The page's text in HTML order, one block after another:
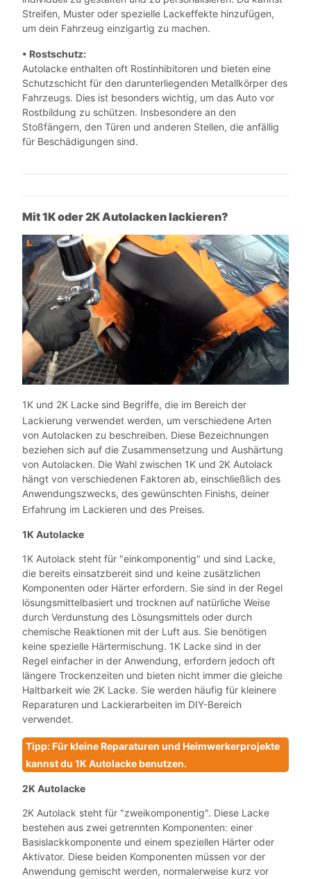
Streifen, Muster oder spezielle Lackeffekte hinzufügen,
um dein Fahrzeug einzigartig zu machen.
• Rostschutz:
Autolacke enthalten oft Rostinhibitoren und bieten eine
Schutzschicht für den darunterliegenden Metallkörper des
Fahrzeugs. Dies ist besonders wichtig, um das Auto vor
Rostbildung zu schützen. Insbesondere an den
Stoßfängern, den Türen und anderen Stellen, die anfällig
für Beschädigungen sind.
Mit 1K oder 2K Autolacken lackieren?
1K und 2K Lacke sind Begriffe, die im Bereich der
Lackierung verwendet werden, um verschiedene Arten
von Autolacken zu beschreiben. Diese Bezeichnungen
beziehen sich auf die Zusammensetzung und Aushärtung
von Autolacken. Die Wahl zwischen 1K und 2K Autolack
hängt von verschiedenen Faktoren ab, einschließlich des
Anwendungszwecks, des gewünschten Finishs, deiner
Erfahrung im Lackieren und des Preises.
1K Autolacke
1K Autolack steht für "einkomponentig" und sind Lacke,
die bereits einsatzbereit sind und keine zusätzlichen
Komponenten oder Härter erfordern. Sie sind in der Regel
lösungsmittelbasiert und trocknen auf natürliche Weise
durch Verdunstung des Lösungsmittels oder durch
chemische Reaktionen mit der Luft aus. Sie benötigen
keine spezielle Härtermischung. 1K Lacke sind in der
Regel einfacher in der Anwendung, erfordern jedoch oft
längere Trockenzeiten und bieten nicht immer die gleiche
Haltbarkeit wie 2K Lacke. Sie werden häufig für kleinere
Reparaturen und Lackierarbeiten im DIY-Bereich
verwendet.
Tipp: Für kleine Reparaturen und Heimwerkerprojekte
kannst du 1K Autolacke benutzen.
2K Autolacke
2K Autolack steht für "zweikomponentig". Diese Lacke
bestehen aus zwei getrennten Komponenten: einer
Basislackkomponente und einem speziellen Härter oder
Aktivator. Diese beiden Komponenten müssen vor der
Anwendung gemischt werden, normalerweise kurz vor